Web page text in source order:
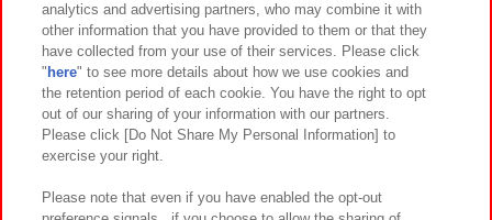
関連会社 サステナビリティ サイトポリシー
プライバシーポリシー ウェブアクセシビリティ方針と検証結果
お取引先さまとともに
カスタマーハラスメント対応方針 よくあるご質問・お問い合わせ
analytics and advertising partners, who may combine it with
other information that you have provided to them or that they
have collected from your use of their services. Please click
" here" to see more details about how we use cookies and
the retention period of each cookie. You have the right to opt
out of our sharing of your information with our partners.
Please click [Do Not Share My Personal Information] to
exercise your right.
Please note that even if you have enabled the opt-out